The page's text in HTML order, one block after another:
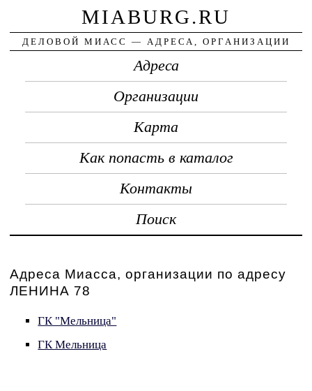
MIABURG.RU
ДЕЛОВОЙ МИАСС — АДРЕСА, ОРГАНИЗАЦИИ
Адреса
Организации
Карта
Как попасть в каталог
Контакты
Поиск
Адреса Миасса, организации по адресу
ЛЕНИНА 78
ГК "Мельница"
ГК Мельница